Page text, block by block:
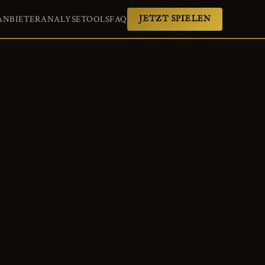
ANALYSETOOLSFAQ JETZT SPIELEN